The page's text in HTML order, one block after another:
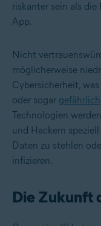
riskanter sein als
App.
Nicht
möglicherweise
Cybersicherheit,
oder sogar gefährlich
Technologien
und Hackern
Daten zu stehlen
infizieren.
Die Zukunft